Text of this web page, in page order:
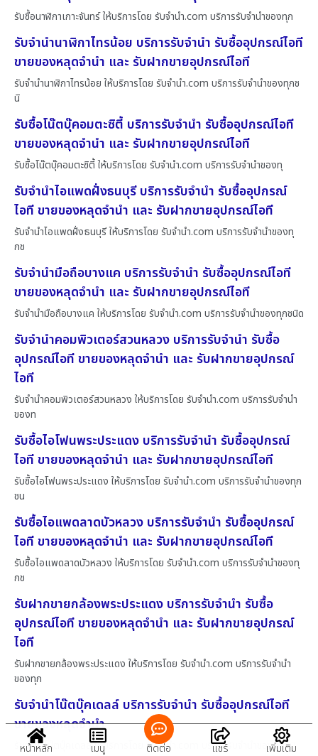
รับซื้อนาฬิกาเกาะจันทร์ ให้บริการโดย รับจํานํา.com บริการรับจำนำของทุก
รับจำนำนาฬิกาไทรน้อย บริการรับจำนำ รับซื้ออุปกรณ์ไอที
ขายของหลุดจำนำ และ รับฝากขายอุปกรณ์ไอที
รับจำนำนาฬิกาไทรน้อย ให้บริการโดย รับจํานํา.com บริการรับจำนำของทุกช
นิ
รับซื้อโน๊ตบุ๊คอมตะซิตี้ บริการรับจำนำ รับซื้ออุปกรณ์ไอที
ขายของหลุดจำนำ และ รับฝากขายอุปกรณ์ไอที
รับซื้อโน๊ตบุ๊คอมตะซิตี้ ให้บริการโดย รับจํานํา.com บริการรับจำนำของทุ
รับจำนำไอแพดฝั่งธนบุรี บริการรับจำนำ รับซื้ออุปกรณ์
ไอที ขายของหลุดจำนำ และ รับฝากขายอุปกรณ์ไอที
รับจำนำไอแพดฝั่งธนบุรี ให้บริการโดย รับจํานํา.com บริการรับจำนำของทุ
กช
รับจำนำมือถือบางแค บริการรับจำนำ รับซื้ออุปกรณ์ไอที
ขายของหลุดจำนำ และ รับฝากขายอุปกรณ์ไอที
รับจำนำมือถือบางแค ให้บริการโดย รับจํานํา.com บริการรับจำนำของทุกชนิด
รับจำนำคอมพิวเตอร์สวนหลวง บริการรับจำนำ รับซื้อ
อุปกรณ์ไอที ขายของหลุดจำนำ และ รับฝากขายอุปกรณ์
ไอที
รับจำนำคอมพิวเตอร์สวนหลวง ให้บริการโดย รับจํานํา.com บริการรับจำนำ
ของท
รับซื้อไอโฟนพระประแดง บริการรับจำนำ รับซื้ออุปกรณ์
ไอที ขายของหลุดจำนำ และ รับฝากขายอุปกรณ์ไอที
รับซื้อไอโฟนพระประแดง ให้บริการโดย รับจํานํา.com บริการรับจำนำของทุก
ชน
รับซื้อไอแพดลาดบัวหลวง บริการรับจำนำ รับซื้ออุปกรณ์
ไอที ขายของหลุดจำนำ และ รับฝากขายอุปกรณ์ไอที
รับซื้อไอแพดลาดบัวหลวง ให้บริการโดย รับจํานํา.com บริการรับจำนำของทุ
กช
รับฝากขายกล้องพระประแดง บริการรับจำนำ รับซื้อ
อุปกรณ์ไอที ขายของหลุดจำนำ และ รับฝากขายอุปกรณ์
ไอที
รับฝากขายกล้องพระประแดง ให้บริการโดย รับจํานํา.com บริการรับจำนำ
ของทุก
รับจำนำโน๊ตบุ๊คเดลล์ บริการรับจำนำ รับซื้ออุปกรณ์ไอที
ขายของหลุดจำนำ
รับจำนำโน๊ตบุ๊คเดลล์ ให้บริการโดย รับจํานํา.com บริการรับจำนำของทุกชนิ
หน้าหลัก เมนู ติดต่อ แชร์ เพิ่มเติม